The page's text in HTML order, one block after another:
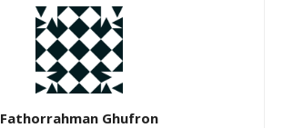
Fathorrahman Ghufron